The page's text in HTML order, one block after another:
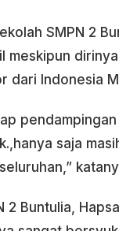
SMPN 2
meskipun
dari Indonesia
saja
2 Buntulia,